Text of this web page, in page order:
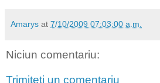
Amarys at 7/10/2009 07:03:00 a.m.
Niciun comentariu:
Trimiteți un comentariu